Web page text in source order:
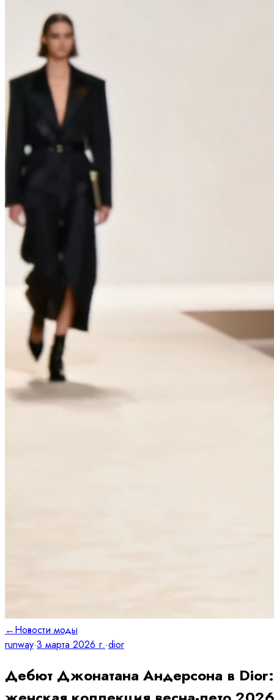
←Новости моды
runway·3 марта 2026 г.·dior
Дебют Джонатана Андерсона в Dior: